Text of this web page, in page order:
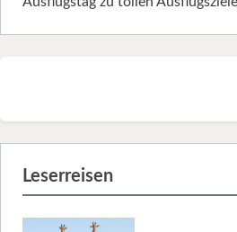
Leserreisen